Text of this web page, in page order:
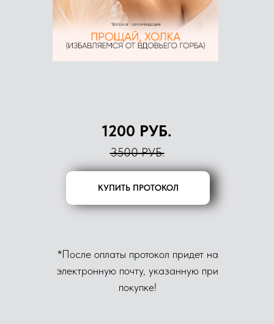
КУПИТЬ ПРОТОКОЛ
1200 РУБ.
*После оплаты протокол придет на
электронную почту, указанную при
покупке!
3500 РУБ.